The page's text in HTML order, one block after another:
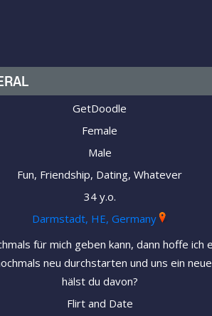
GetDoodle
Female
Male
Fun, Friendship, Dating, Whatever
34 y.o.
Darmstadt, HE, Germany
für mich geben kann, dann hoffe ich
neu durchstarten und uns ein
hälst du davon?
Flirt and Date